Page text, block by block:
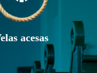
acesas